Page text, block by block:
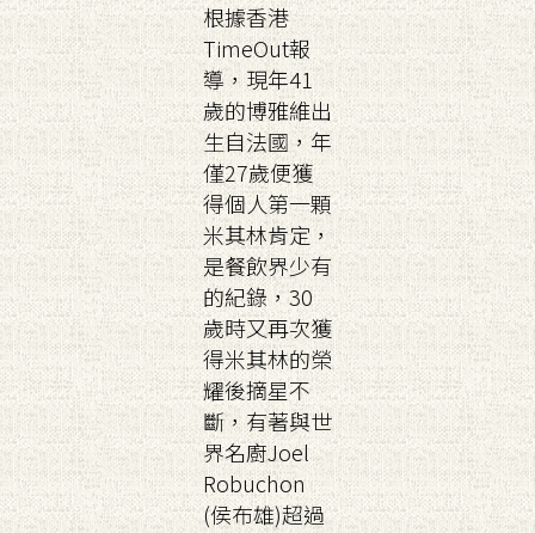
根據香港
TimeOut報
導，現年41
歲的博雅維出
生自法國，年
僅27歲便獲
得個人第一顆
米其林肯定，
是餐飲界少有
的紀錄，30
歲時又再次獲
得米其林的榮
耀後摘星不
斷，有著與世
界名廚Joel
Robuchon
(侯布雄)超過